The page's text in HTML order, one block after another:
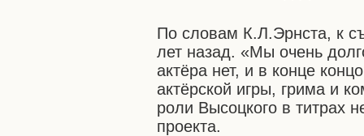
По словам К.Л.Эрнста, к
лет назад. «Мы очень
актёра нет, и в конце
актёрской игры, грима и
роли Высоцкого в титрах
проекта.